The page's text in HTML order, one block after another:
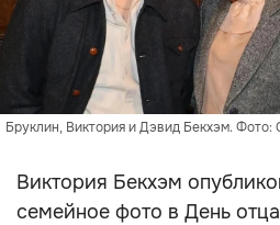
Бруклин, Виктория и Дэвид Бекхэм. Фото:
Виктория Бекхэм
семейное фото в День